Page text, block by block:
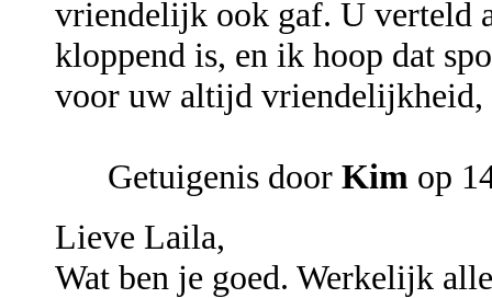
vriendelijk ook gaf. U verteld
kloppend is, en ik hoop dat
voor uw altijd vriendelijkheid,
Getuigenis door Kim op
Lieve Laila,
Wat ben je goed. Werkelijk